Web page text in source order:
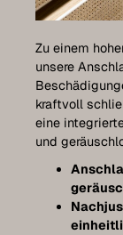
Zu einem
unsere
kraftvoll
eine
und